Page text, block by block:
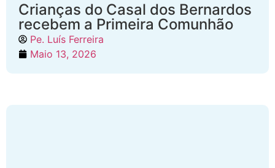
Crianças do Casal dos Bernardos
recebem a Primeira Comunhão
Pe. Luís Ferreira
Maio 13, 2026